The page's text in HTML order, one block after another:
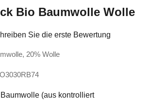
Bio Baumwolle Wolle
Sie die erste Bewertung
20% Wolle
(aus kontrolliert